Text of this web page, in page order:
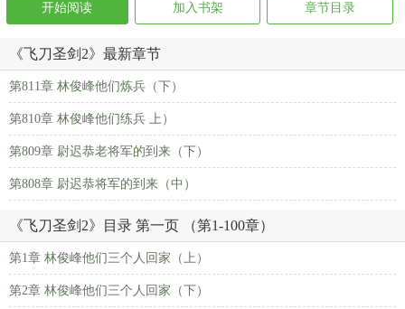
开始阅读 加入书架 章节目录
《飞刀圣剑2》最新章节
第811章 林俊峰他们炼兵（下）
第810章 林俊峰他们练兵 上）
第809章 尉迟恭老将军的到来（下）
第808章 尉迟恭将军的到来（中）
《飞刀圣剑2》目录 第一页 （第1-100章）
第1章 林俊峰他们三个人回家（上）
第2章 林俊峰他们三个人回家（下）